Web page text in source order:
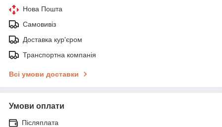
Нова Пошта
Самовивіз
Доставка кур'єром
Транспортна компанія
Всі умови доставки
Умови оплати
Післяплата